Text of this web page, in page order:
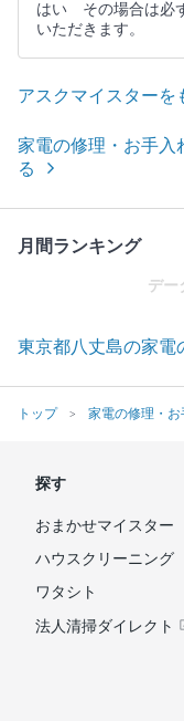
はい その場合は必
いただきます。
アスクマイスターを
家電の修理・お手入
る
月間ランキング
デー
東京都八丈島の家電
トップ 家電の修理・お
探す
おまかせマイスター
ハウスクリーニング
ワタシト
法人清掃ダイレクト